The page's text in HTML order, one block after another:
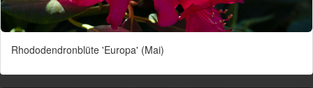
Rhododendronblüte 'Europa' (Mai)